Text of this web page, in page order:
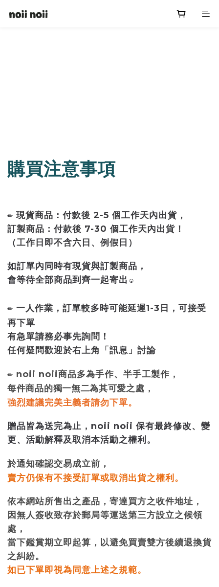
購買注意事項
✏ 現貨商品：付款後 2-5 個工作天內出貨，
訂製商品：付款後 7-30 個工作天內出貨！
（工作日即不含六日、例假日）
如訂單內同時有現貨與訂製商品，
會等待全部商品到齊一起寄出 ☺
✏ 一人作業，訂單較多時可能延遲1-3日 ， 可接受
再下單
有急單請務必事先詢問！
任何疑問歡迎於右上角「訊息」討論
✏ noii noii商品多為手作、半手工製作 ，
每件商品的獨一無二為其可愛之處 ，
強烈建議完美主義者請勿下單。
贈品皆為送完為止，noii noii 保有最終修改、變
更、活動解釋及取消本活動之權利。
於通知確認交易成立前 ，
賣方仍保有不接受訂單或取消出貨之權利 。
依本網站所售出之產品，寄達買方之收件地址，
因無人簽收致存於郵局等運送第三方設立之候領
處，
當下鑑賞期立即起算，以避免買賣雙方後續退換貨
之糾紛。
如已下單即視為同意上述之規範。